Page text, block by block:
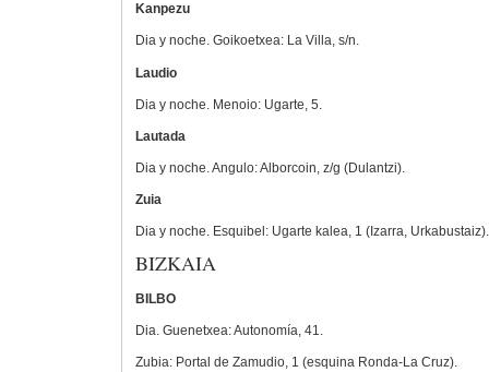
Kanpezu
Dia y noche. Goikoetxea: La Villa, s/n.
Laudio
Dia y noche. Menoio: Ugarte, 5.
Lautada
Dia y noche. Angulo: Alborcoin, z/g (Dulantzi).
Zuia
Dia y noche. Esquibel: Ugarte kalea, 1 (Izarra, Urkabustaiz).
BIZKAIA
BILBO
Dia. Guenetxea: Autonomía, 41.
Zubia: Portal de Zamudio, 1 (esquina Ronda-La Cruz).